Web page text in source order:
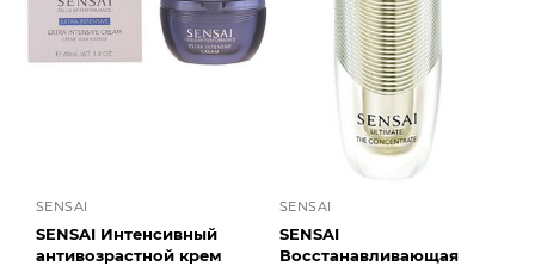
SENSAI
SENSAI Интенсивный
антивозрастной крем
SENSAI
SENSAI
Восстанавливающая